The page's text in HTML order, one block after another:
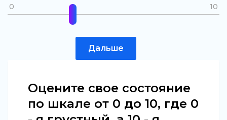
0 10
Дальше
Оцените свое состояние
по шкале от 0 до 10, где 0